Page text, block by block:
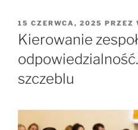
OPUBLIKOWANE
W
15 CZERWCA, 2025 PRZEZ
Kierowanie
szczeblu